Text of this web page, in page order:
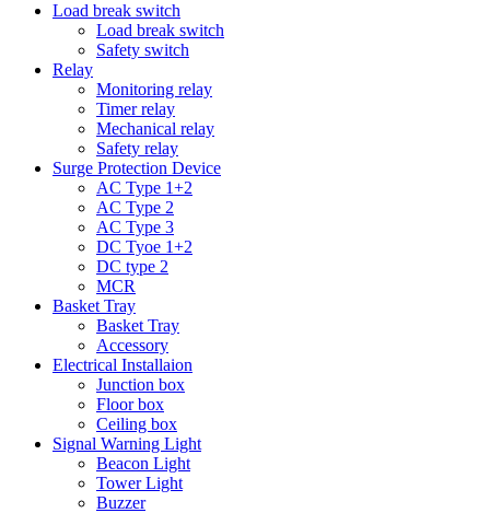
Load break switch
Load break switch
Safety switch
Relay
Monitoring relay
Timer relay
Mechanical relay
Safety relay
Surge Protection Device
AC Type 1+2
AC Type 2
AC Type 3
DC Tyoe 1+2
DC type 2
MCR
Basket Tray
Basket Tray
Accessory
Electrical Installaion
Junction box
Floor box
Ceiling box
Signal Warning Light
Beacon Light
Tower Light
Buzzer